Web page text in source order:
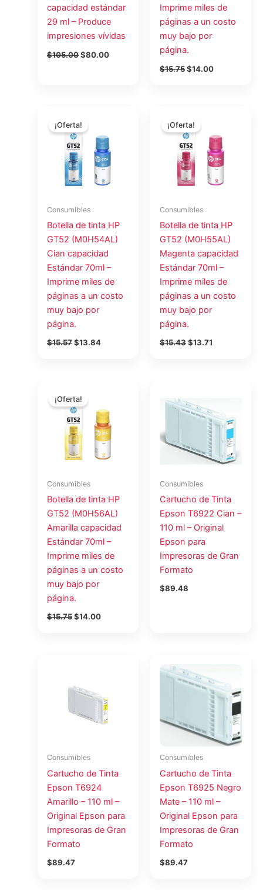
capacidad estándar
29 ml – Produce
impresiones vívidas
$105.00 $80.00
Imprime miles de
páginas a un costo
muy bajo por
página.
$15.75$14.00
¡Oferta!
Consumibles
Botella de tinta HP
GT52 (M0H54AL)
Cian capacidad
Estándar 70ml –
Imprime miles de
páginas a un costo
muy bajo por
página.
$15.57
precio
original
era:
$15.57.
$13.84
es:
$13.84.
¡Oferta!
Consumibles
Botella de tinta HP
GT52 (M0H55AL)
Magenta capacidad
Estándar 70ml –
Imprime miles de
páginas a un costo
muy bajo por
página.
$15.43
precio
original
era:
$15.43.
$13.71
es:
$13.71.
¡Oferta!
Consumibles
Botella de tinta HP
GT52 (M0H56AL)
Amarilla capacidad
Estándar 70ml –
Imprime miles de
páginas a un costo
muy bajo por
página.
$15.75
precio
original
era:
$15.75.
$14.00
es:
$14.00.
Consumibles
Cartucho de Tinta
Epson T6922 Cian –
110 ml – Original
Epson para
Impresoras de Gran
Formato
$89.48
Consumibles
Cartucho de Tinta
Epson T6924
Amarillo – 110 ml –
Original Epson para
Impresoras de Gran
Formato
$89.47
Consumibles
Cartucho de Tinta
Epson T6925 Negro
Mate – 110 ml –
Original Epson para
Impresoras de Gran
Formato
$89.47